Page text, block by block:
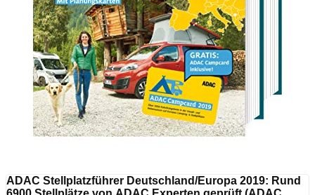
ADAC Stellplatzführer Deutschland/Europa 2019: Rund